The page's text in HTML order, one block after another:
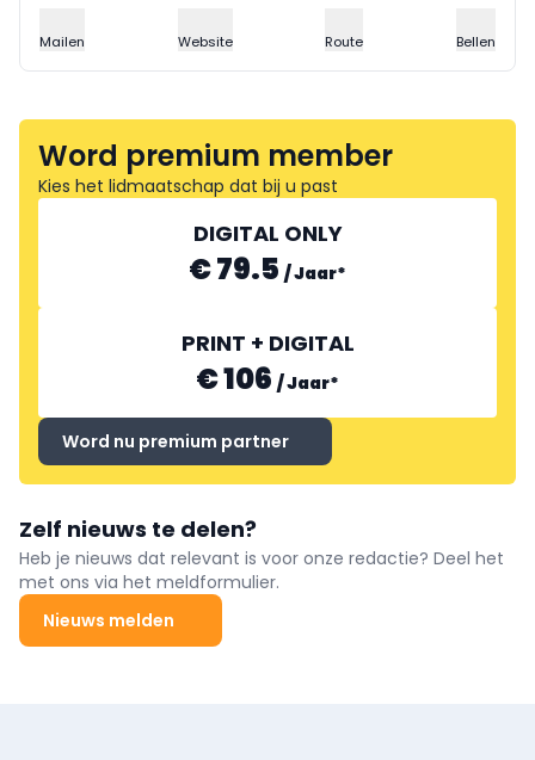
Mailen Website Route Bellen
Word premium member
Kies het lidmaatschap dat bij u past
DIGITAL ONLY
€ 79.5 /Jaar*
PRINT + DIGITAL
€ 106 /Jaar*
Word nu premium partner
Zelf nieuws te delen?
Heb je nieuws dat relevant is voor onze redactie? Deel het
met ons via het meldformulier.
Nieuws melden